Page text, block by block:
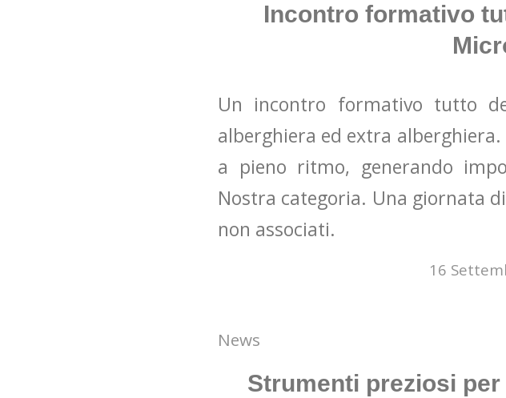
Incontro formativo
Un incontro formativo tutto
alberghiera ed extra
a pieno ritmo, generando
Nostra categoria. Una giornata
non associati.
16
News
Strumenti preziosi